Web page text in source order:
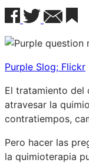
Purple Slog; Flickr
El tratamiento del
atravesar la
contratiempos,
Pero hacer las
la quimioterapia